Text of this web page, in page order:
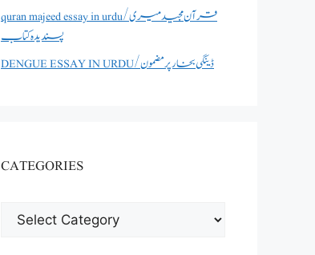
quran majeed essay in urdu/قرآن مجید میری
پسندیدہ کتاب
DENGUE ESSAY IN URDU/ڈینگی بخار پر مضمون
CATEGORIES
CATEGORIES